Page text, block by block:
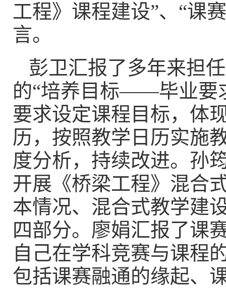
工程》课程建设”、“课
言。
彭卫汇报了多年来担
的“培养目标——毕业要
要求设定课程目标，体
历，按照教学日历实施
度分析，持续改进。 孙
开展《桥梁工程》混合
本情况、混合式教学建
四部分。廖娟汇报了课
自己在学科竞赛与课程
包括课赛融通的缘起、